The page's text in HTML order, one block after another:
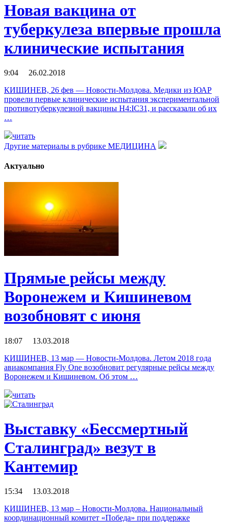
Новая вакцина от
туберкулеза впервые прошла
клинические испытания
9:04 26.02.2018
КИШИНЕВ, 26 фев — Новости-Молдова. Медики из ЮАР
провели первые клинические испытания экспериментальной
противотуберкулезной вакцины H4:IC31, и рассказали об их
…
читать
Другие материалы в рубрике МЕДИЦИНА
Актуально
Прямые рейсы между
Воронежем и Кишиневом
возобновят с июня
18:07 13.03.2018
КИШИНЕВ, 13 мар — Новости-Молдова. Летом 2018 года
авиакомпания Fly One возобновит регулярные рейсы между
Воронежем и Кишиневом. Об этом …
читать
Выставку «Бессмертный
Сталинград» везут в
Кантемир
15:34 13.03.2018
КИШИНЕВ, 13 мар – Новости-Молдова. Национальный
координационный комитет «Победа» при поддержке